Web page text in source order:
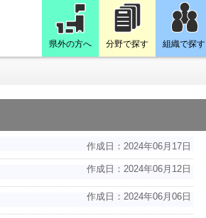
県外の方へ 分野で探す 組織で探す
作成日：2024年06月17日
作成日：2024年06月12日
作成日：2024年06月06日